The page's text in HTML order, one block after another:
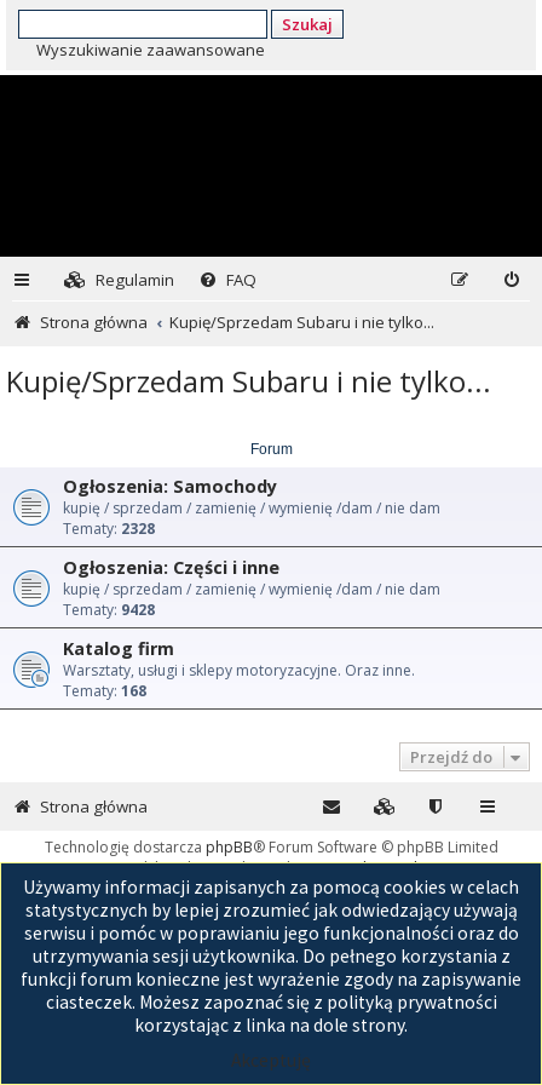
Szukaj
Wyszukiwanie zaawansowane
Regulamin
FAQ
Strona główna
Kupię/Sprzedam Subaru i nie tylko...
Kupię/Sprzedam Subaru i nie tylko...
Forum
Ogłoszenia: Samochody
kupię / sprzedam / zamienię / wymienię /dam / nie dam
Tematy: 2328
Ogłoszenia: Części i inne
kupię / sprzedam / zamienię / wymienię /dam / nie dam
Tematy: 9428
Katalog firm
Warsztaty, usługi i sklepy motoryzacyjne. Oraz inne.
Tematy: 168
Przejdź do
Używamy informacji zapisanych za pomocą cookies w celach
statystycznych by lepiej zrozumieć jak odwiedzający używają
serwisu i pomóc w poprawianiu jego funkcjonalności oraz do
utrzymywania sesji użytkownika. Do pełnego korzystania z
funkcji forum konieczne jest wyrażenie zgody na zapisywanie
ciasteczek. Możesz zapoznać się z polityką prywatności
korzystając z linka na dole strony.
Akceptuję
Strona główna
Technologię dostarcza phpBB® Forum Software © phpBB Limited
Polski pakiet językowy dostarczaphpBB.pl
GZIP: Off